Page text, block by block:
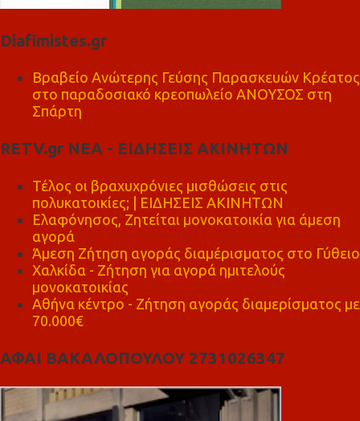
Diafimistes.gr
Βραβείο Ανώτερης Γεύσης Παρασκευών Κρέατος
στο παραδοσιακό κρεοπωλείο ΑΝΟΥΣΟΣ στη
Σπάρτη
RETV.gr ΝΕΑ - ΕΙΔΗΣΕΙΣ ΑΚΙΝΗΤΩΝ
Τέλος οι βραχυχρόνιες μισθώσεις στις
πολυκατοικίες; | ΕΙΔΗΣΕΙΣ ΑΚΙΝΗΤΩΝ
Ελαφόνησος, Ζητείται μονοκατοικία για άμεση
αγορά
Άμεση Ζήτηση αγοράς διαμέρισματος στο Γύθειο
Χαλκίδα - Ζήτηση για αγορά ημιτελούς
μονοκατοικίας
Αθήνα κέντρο - Ζήτηση αγοράς διαμερίσματος με
70.000€
ΑΦΑΙ ΒΑΚΑΛΟΠΟΥΛΟΥ 2731026347